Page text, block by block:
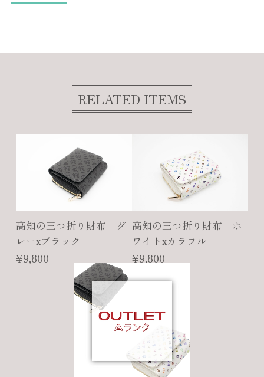
RELATED ITEMS
高知の三つ折り財布 グ
レーxブラック
¥9,800
高知の三つ折り財布 ホ
ワイトxカラフル
¥9,800